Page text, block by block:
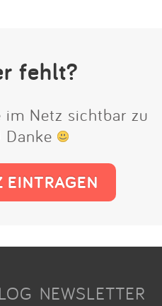
fehlt?
Netz sichtbar zu
Danke
EINTRAGEN
NEWSLETTER